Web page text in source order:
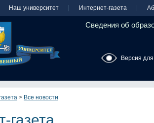
Наш университет Интернет-газета
Сведения об
Версия
> Все новости